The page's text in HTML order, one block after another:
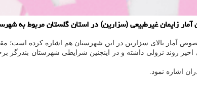
زایمان غیرطبیعی (سزارین) در استان گلستان مربوط به
آمار بالای سزارین در این شهرستان هم اشاره كرده است؛
روند نزولی داشته و در اینچنین شرایطی شهرستان بندرگز
اشاره نمود.